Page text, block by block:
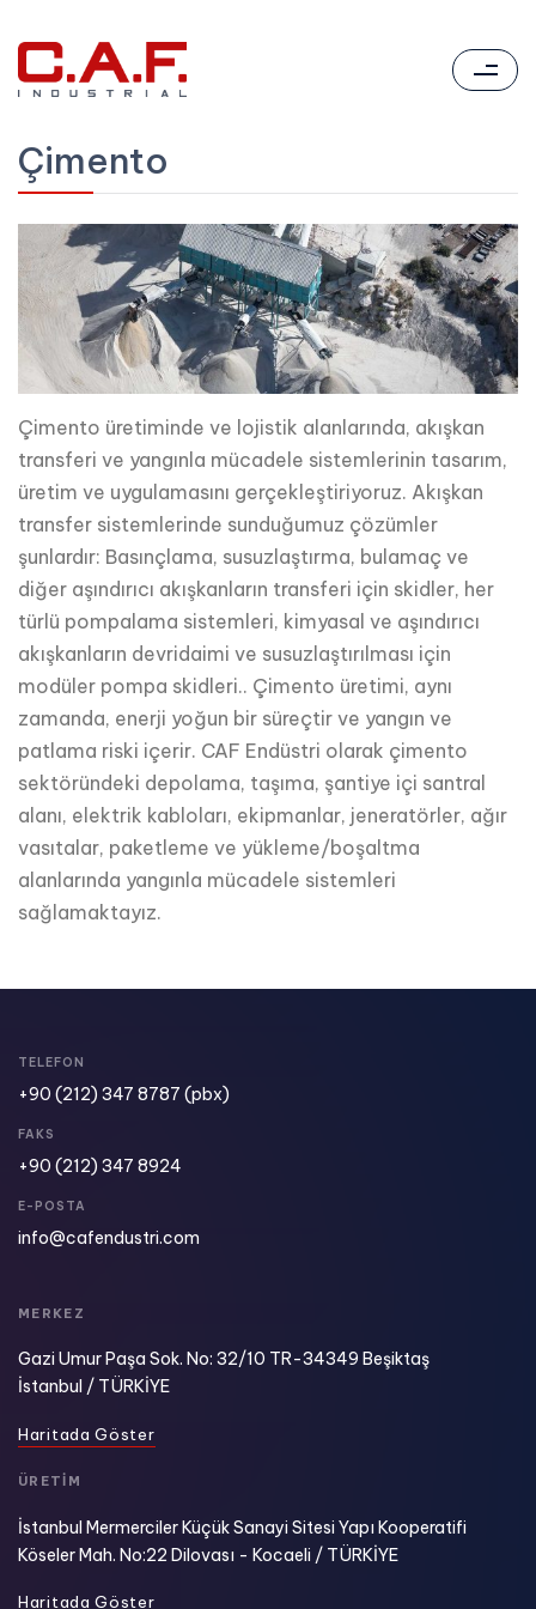
Çimento
Çimento üretiminde ve lojistik alanlarında, akışkan
transferi ve yangınla mücadele sistemlerinin tasarım,
üretim ve uygulamasını gerçekleştiriyoruz. Akışkan
transfer sistemlerinde sunduğumuz çözümler
şunlardır: Basınçlama, susuzlaştırma, bulamaç ve
diğer aşındırıcı akışkanların transferi için skidler, her
türlü pompalama sistemleri, kimyasal ve aşındırıcı
akışkanların devridaimi ve susuzlaştırılması için
modüler pompa skidleri.. Çimento üretimi, aynı
zamanda, enerji yoğun bir süreçtir ve yangın ve
patlama riski içerir. CAF Endüstri olarak çimento
sektöründeki depolama, taşıma, şantiye içi santral
alanı, elektrik kabloları, ekipmanlar, jeneratörler, ağır
vasıtalar, paketleme ve yükleme/boşaltma
alanlarında yangınla mücadele sistemleri
sağlamaktayız.
TELEFON
+90 (212) 347 8787 (pbx)
FAKS
+90 (212) 347 8924​
E-POSTA
info@cafendustri.com
MERKEZ
Gazi Umur Paşa Sok. No: 32/10 TR-34349 Beşiktaş
İstanbul / TÜRKİYE
Haritada Göster
ÜRETİM
İstanbul Mermerciler Küçük Sanayi Sitesi Yapı Kooperatifi
Köseler Mah. No:22 Dilovası - Kocaeli / TÜRKİYE
Haritada Göster